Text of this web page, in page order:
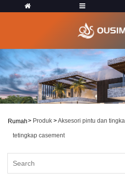
Rumah> Produk >Aksesori pintu dan
tetingkap casement